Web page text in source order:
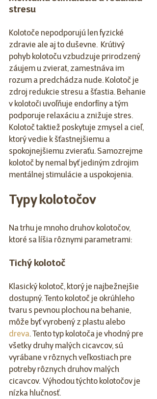
stresu
Kolotoče nepodporujú len fyzické
zdravie ale aj to duševne.  Krútivý
pohyb kolotoču vzbudzuje prirodzený
záujem u zvierat, zamestnáva im
rozum a predchádza nude. Kolotoč je
zdroj redukcie stresu a šťastia. Behanie
v kolotoči uvoľňuje endorfíny a tým
podporuje relaxáciu a znižuje stres.
Kolotoč taktiež poskytuje zmysel a cieľ,
ktorý vedie k šťastnejšiemu a
spokojnejšiemu zvieraťu. Samozrejme
kolotoč by nemal byť jediným zdrojim
mentálnej stimulácie a uspokojenia.
Typy kolotočov
Na trhu je mnoho druhov kolotočov,
ktoré sa líšia rôznymi parametrami:
Tichý kolotoč
Klasický kolotoč, ktorý je najbežnejšie
dostupný. Tento kolotoč je okrúhleho
tvaru s pevnou plochou na behanie,
môže byť vyrobený z plastu alebo
dreva. Tento typ kolotoča je vhodný pre
všetky druhy malých cicavcov, sú
vyrábane v rôznych veľkostiach pre
potreby rôznych druhov malých
cicavcov.  Výhodou týchto kolotočov je
nízka hlučnosť.